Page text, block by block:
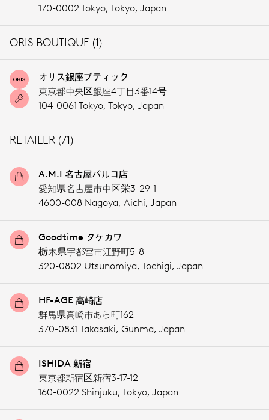
170-0002 Tokyo, Tokyo, Japan
ORIS BOUTIQUE (1)
オリス銀座ブティック
東京都中央区銀座4丁目3番14号
104-0061 Tokyo, Tokyo, Japan
RETAILER (71)
A.M.I 名古屋パルコ店
愛知県名古屋市中区栄3-29-1
4600-008 Nagoya, Aichi, Japan
Goodtime タケカワ
栃木県宇都宮市江野町5-8
320-0802 Utsunomiya, Tochigi, Japan
HF-AGE 高崎店
群馬県高崎市あら町162
370-0831 Takasaki, Gunma, Japan
ISHIDA 新宿
東京都新宿区新宿3-17-12
160-0022 Shinjuku, Tokyo, Japan